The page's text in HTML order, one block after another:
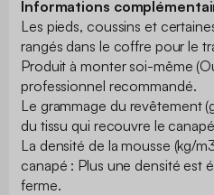
Informations
Les pieds, coussins et
rangés dans le coffre pour le
Produit à monter soi-même
professionnel recommandé.
Le grammage du revêtement
du tissu qui recouvre le
La densité de la mousse (kg/
canapé : Plus une densité est
ferme.